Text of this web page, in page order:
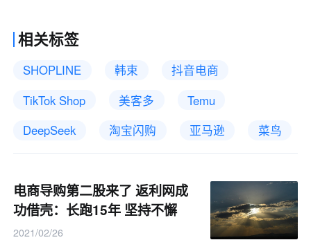
相关标签
SHOPLINE 韩束
抖音电商
TikTok Shop
美客多
Temu
DeepSeek
淘宝闪购 亚马逊 菜鸟
电商导购第二股来了 返利网成
功借壳：长跑15年 坚持不懈
2021/02/26